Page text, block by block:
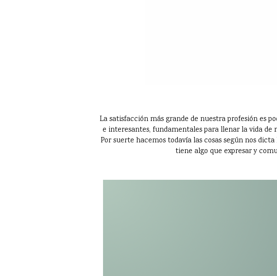
La satisfacción más grande de nuestra profesión es
e interesantes, fundamentales para llenar la vida de
Por suerte hacemos todavía las cosas según nos
tiene algo que expresar y